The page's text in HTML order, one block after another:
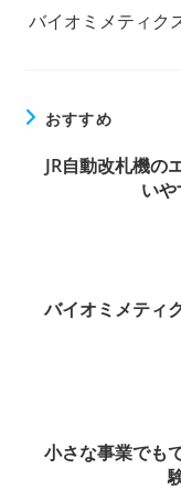
バイオミメティク
おすすめ
JR自動改札機の
い
バイオミメティ
小さな事業でも